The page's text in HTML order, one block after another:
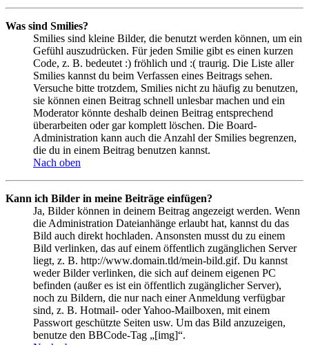
Was sind Smilies?
Smilies sind kleine Bilder, die benutzt werden können, um ein
Gefühl auszudrücken. Für jeden Smilie gibt es einen kurzen
Code, z. B. bedeutet :) fröhlich und :( traurig. Die Liste aller
Smilies kannst du beim Verfassen eines Beitrags sehen.
Versuche bitte trotzdem, Smilies nicht zu häufig zu benutzen,
sie können einen Beitrag schnell unlesbar machen und ein
Moderator könnte deshalb deinen Beitrag entsprechend
überarbeiten oder gar komplett löschen. Die Board-
Administration kann auch die Anzahl der Smilies begrenzen,
die du in einem Beitrag benutzen kannst.
Nach oben
Kann ich Bilder in meine Beiträge einfügen?
Ja, Bilder können in deinem Beitrag angezeigt werden. Wenn
die Administration Dateianhänge erlaubt hat, kannst du das
Bild auch direkt hochladen. Ansonsten musst du zu einem
Bild verlinken, das auf einem öffentlich zugänglichen Server
liegt, z. B. http://www.domain.tld/mein-bild.gif. Du kannst
weder Bilder verlinken, die sich auf deinem eigenen PC
befinden (außer es ist ein öffentlich zugänglicher Server),
noch zu Bildern, die nur nach einer Anmeldung verfügbar
sind, z. B. Hotmail- oder Yahoo-Mailboxen, mit einem
Passwort geschützte Seiten usw. Um das Bild anzuzeigen,
benutze den BBCode-Tag „[img]“.